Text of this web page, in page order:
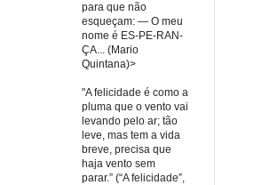
para que não
esqueçam: — O meu
nome é ES-PE-RAN-
ÇA... (Mario
Quintana)>
"A felicidade é como a
pluma que o vento vai
levando pelo ar; tão
leve, mas tem a vida
breve, precisa que
haja vento sem
parar.” (“A felicidade”,